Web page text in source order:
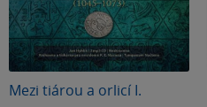
Mezi tiárou a orlicí I.